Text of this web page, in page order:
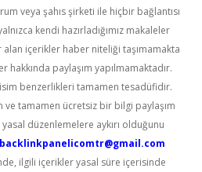
veya şahıs şirketi ile hiçbir bağlantısı
kendi hazırladığımız makaleler
alan içerikler haber niteliği taşımamakta
hakkında paylaşım yapılmamaktadır.
benzerlikleri tamamen tesadüfidir.
ve tamamen ücretsiz bir bilgi paylaşım
düzenlemelere aykırı olduğunu
backlinkpanelicomtr@gmail.com
ilgili içerikler yasal süre içerisinde